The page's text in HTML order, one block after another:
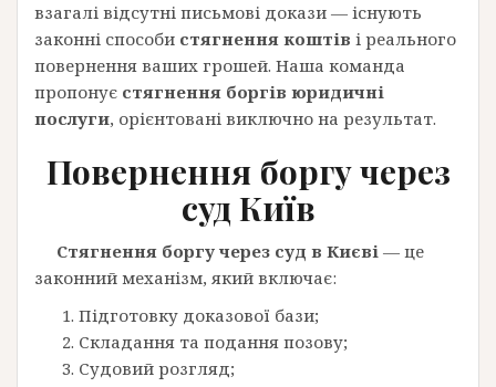
взагалі відсутні письмові докази — існують
законні способи стягнення коштів і реального
повернення ваших грошей. Наша команда
пропонує стягнення боргів юридичні
послуги, орієнтовані виключно на результат.
Повернення боргу через
суд Київ
Стягнення боргу через суд в Києві — це
законний механізм, який включає:
Підготовку доказової бази;
Складання та подання позову;
Судовий розгляд;